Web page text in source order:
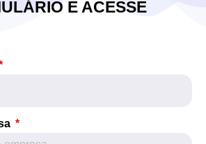
E ACESSE